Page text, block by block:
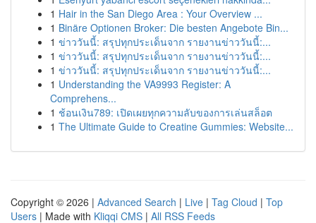
1 Hair in the San Diego Area : Your Overview ...
1 Binäre Optionen Broker: Die besten Angebote Bin...
1 ข่าววันนี้: สรุปทุกประเด็นจาก รายงานข่าววันนี้:...
1 ข่าววันนี้: สรุปทุกประเด็นจาก รายงานข่าววันนี้:...
1 ข่าววันนี้: สรุปทุกประเด็นจาก รายงานข่าววันนี้:...
1 Understanding the VA9993 Register: A
Comprehens...
1 ช้อนเงิน789: เปิดเผยทุกความลับของการเล่นสล็อต
1 The Ultimate Guide to Creatine Gummies: Website...
Copyright © 2026 | Advanced Search | Live | Tag Cloud | Top
Users | Made with Kliqqi CMS | All RSS Feeds